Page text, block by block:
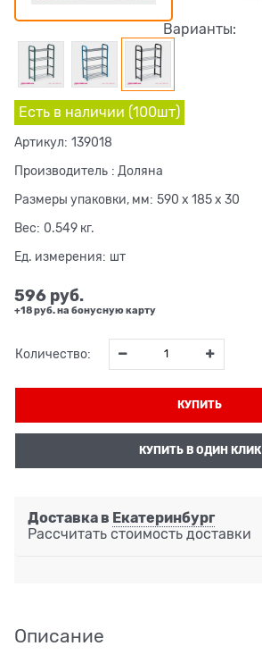
Варианты:
Есть в наличии (100шт)
Артикул: 139018
Производитель : Доляна
Размеры упаковки, мм: 590 x 185 x 30
Вес: 0.549 кг.
Ед. измерения: шт
596 руб.
+18 руб. на бонусную карту
Количество:
КУПИТЬ
КУПИТЬ В ОДИН КЛИК
Доставка в Екатеринбург
Рассчитать стоимость доставки
Описание